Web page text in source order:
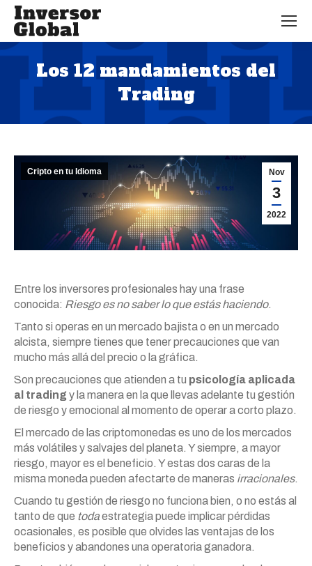
Los 12 mandamientos del
Trading
Estás aquí:
Nov
3
2022
Cripto en tu Idioma
Entre los inversores profesionales hay una frase
conocida: Riesgo es no saber lo que estás haciendo.
Tanto si operas en un mercado bajista o en un mercado
alcista, siempre tienes que tener precauciones que van
mucho más allá del precio o la gráfica.
Son precauciones que atienden a tu psicología aplicada
al trading y la manera en la que llevas adelante tu gestión
de riesgo y emocional al momento de operar a corto plazo.
El mercado de las criptomonedas es uno de los mercados
más volátiles y salvajes del planeta. Y siempre, a mayor
riesgo, mayor es el beneficio. Y estas dos caras de la
misma moneda pueden afectarte de maneras irracionales.
Cuando tu gestión de riesgo no funciona bien, o no estás al
tanto de que todaestrategia puede implicar pérdidas
ocasionales, es posible que olvides las ventajas de los
beneficios y abandones una operatoria ganadora.